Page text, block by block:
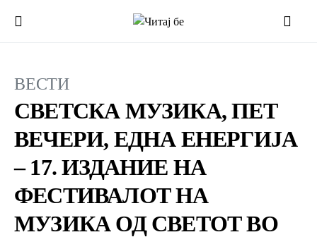
ВЕСТИ
СВЕТСКА МУЗИКА, ПЕТ
ВЕЧЕРИ, ЕДНА ЕНЕРГИЈА
– 17. ИЗДАНИЕ НА
ФЕСТИВАЛОТ НА
МУЗИКА ОД СВЕТОТ ВО